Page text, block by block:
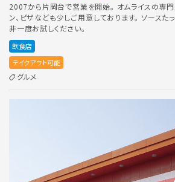
2007から片岡台で営業を開始。 オムライスの専門
ン、ピザなども少しご用意しております。 ソースた
非一度お試しください。
飲食店
テイクアウト可能
グルメ